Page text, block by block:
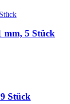
mm, 5 Stück
Stück